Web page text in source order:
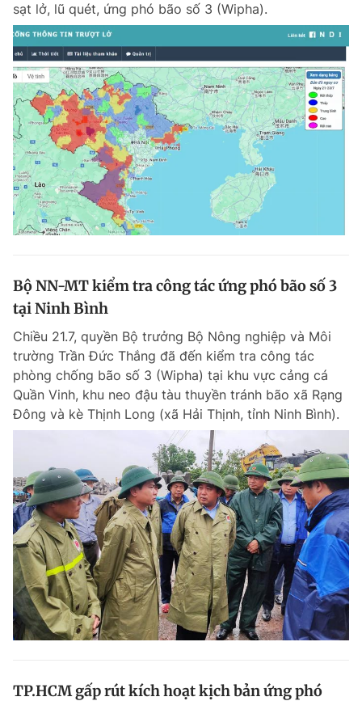
sạt lở, lũ quét, ứng phó bão số 3 (Wipha).
Bộ NN-MT kiểm tra công tác ứng phó bão số 3
tại Ninh Bình
Chiều 21.7, quyền Bộ trưởng Bộ Nông nghiệp và Môi
trường Trần Đức Thắng đã đến kiểm tra công tác
phòng chống bão số 3 (Wipha) tại khu vực cảng cá
Quần Vinh, khu neo đậu tàu thuyền tránh bão xã Rạng
Đông và kè Thịnh Long (xã Hải Thịnh, tỉnh Ninh Bình).
TP.HCM gấp rút kích hoạt kịch bản ứng phó